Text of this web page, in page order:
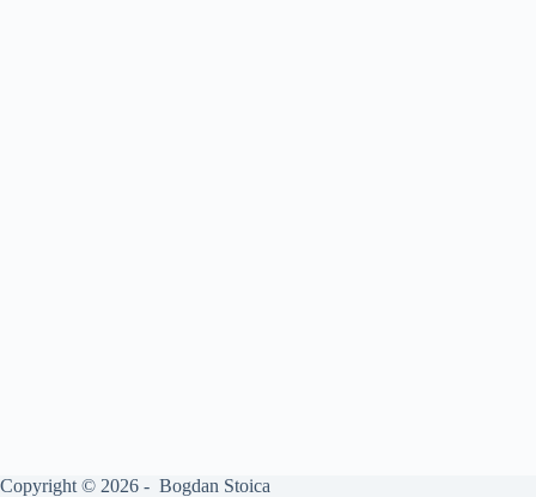
Copyright © 2026 - Bogdan Stoica